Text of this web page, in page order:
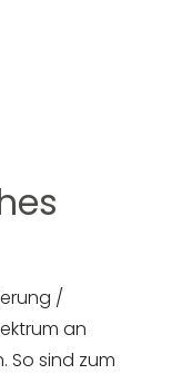
/
an
So sind zum